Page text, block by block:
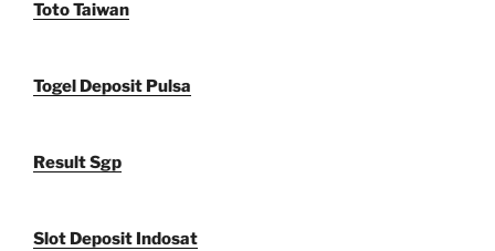
Toto Taiwan
Togel Deposit Pulsa
Result Sgp
Slot Deposit Indosat